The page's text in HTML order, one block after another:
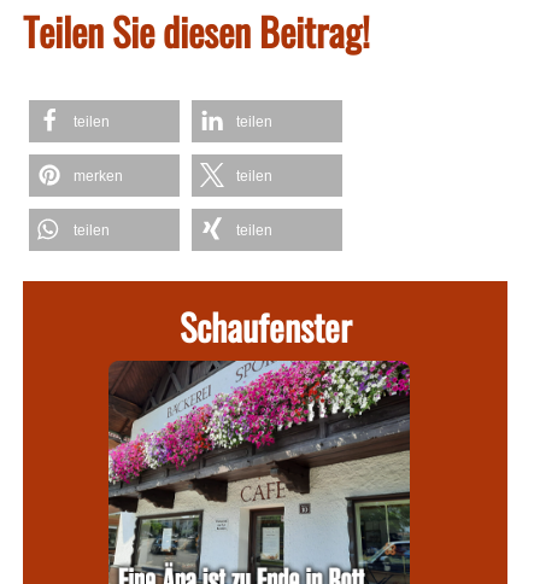
Teilen Sie diesen Beitrag!
teilen teilen
merken teilen
teilen teilen
Schaufenster